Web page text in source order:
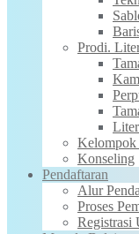
Prodi.
Kelompok
Konseling
Pendaftaran
Alur
Proses
Registrasi